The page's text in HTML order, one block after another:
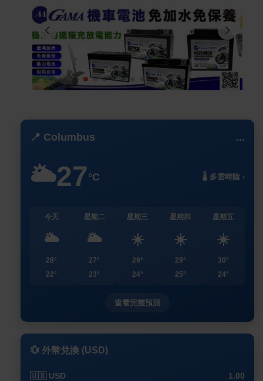
📍 Columbus ...
🌥️27°C 🌡️ 多雲時陰 ›
今天
🌥️
28°
22°
星期二
🌥️
27°
23°
星期三
☀️
29°
24°
星期四
☀️
29°
25°
星期五
☀️
30°
24°
查看完整預測
💱 外幣兌換 (USD)
🇺🇸 USD 1.00